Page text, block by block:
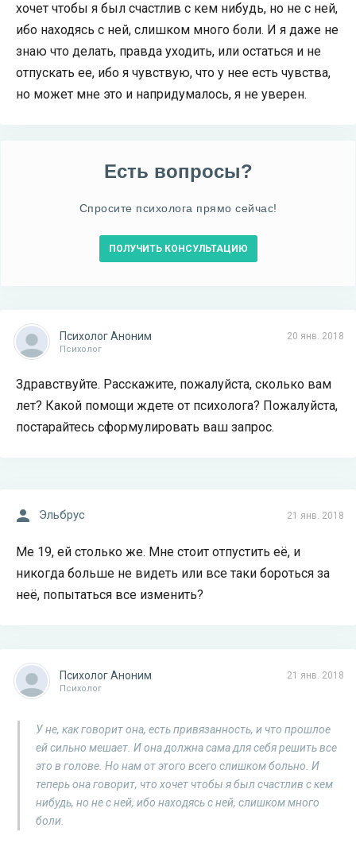
хочет чтобы я был счастлив с кем нибудь, но не с ней,
ибо находясь с ней, слишком много боли. И я даже не
знаю что делать, правда уходить, или остаться и не
отпускать ее, ибо я чувствую, что у нее есть чувства,
но может мне это и напридумалось, я не уверен.
Есть вопросы?
Спросите психолога прямо сейчас!
ПОЛУЧИТЬ КОНСУЛЬТАЦИЮ
20 янв. 2018
Психолог Аноним
Психолог
Здравствуйте. Расскажите, пожалуйста, сколько вам
лет? Какой помощи ждете от психолога? Пожалуйста,
постарайтесь сформулировать ваш запрос.
21 янв. 2018
Эльбрус
Ме 19, ей столько же. Мне стоит отпустить её, и
никогда больше не видеть или все таки бороться за
неё, попытаться все изменить?
21 янв. 2018
Психолог Аноним
Психолог
У не, как говорит она, есть привязанность, и что прошлое
ей сильно мешает. И она должна сама для себя решить все
это в голове. Но нам от этого всего слишком больно. И
теперь она говорит, что хочет чтобы я был счастлив с кем
нибудь, но не с ней, ибо находясь с ней, слишком много
боли.